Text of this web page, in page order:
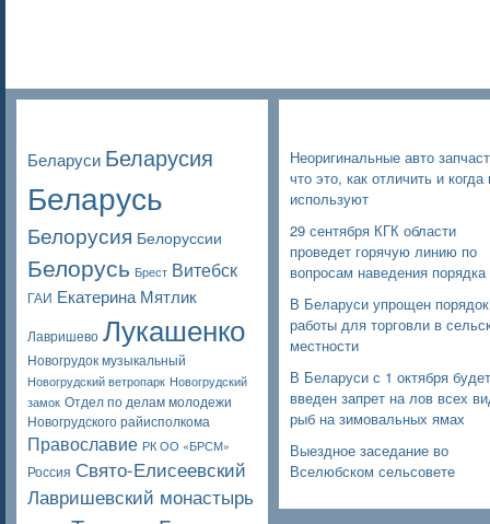
Беларуси Беларусия
Беларусь
Белорусия Белоруссии
Белорусь Брест Витебск
ГАИ Екатерина Мятлик
Лавришево Лукашенко
Новогрудок музыкальный
Новогрудский ветропарк Новогрудский
замок Отдел по делам молодежи
Новогрудского райисполкома
Православие РК ОО «БРСМ»
Россия Свято-Елисеевский
Лавришевский монастырь
Неоригинальные авто
что это, как отличить и когда
используют
29 сентября КГК области
проведет горячую линию по
вопросам наведения порядка
В Беларуси упрощен порядок
работы для торговли в
местности
В Беларуси с 1 октября будет
введен запрет на лов всех
рыб на зимовальных ямах
Выездное заседание во
Вселюбском сельсовете